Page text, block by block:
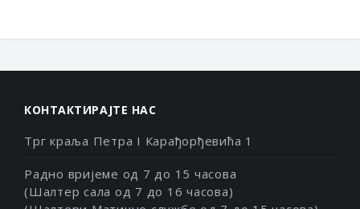
КОНТАКТИРАЈТЕ НАС
Трг краља Петра I Карађорђевића 1
Радно вријеме од 7 до 15 часова
(Шалтер сала од 7 до 16 часова)